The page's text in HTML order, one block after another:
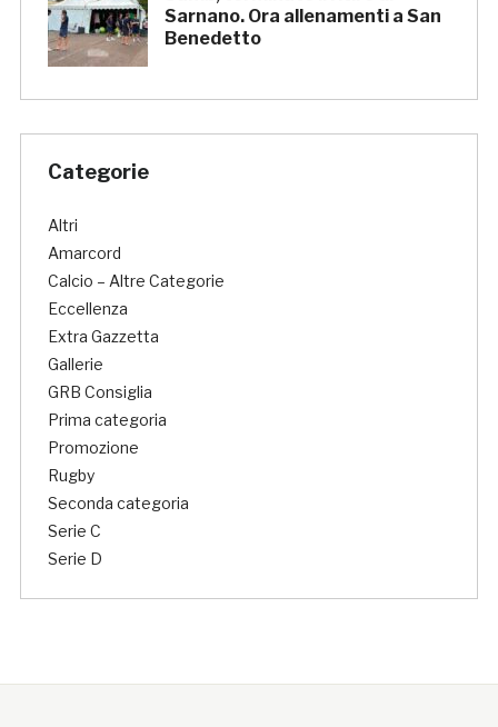
Sarnano. Ora allenamenti a San
Benedetto
Categorie
Altri
Amarcord
Calcio – Altre Categorie
Eccellenza
Extra Gazzetta
Gallerie
GRB Consiglia
Prima categoria
Promozione
Rugby
Seconda categoria
Serie C
Serie D